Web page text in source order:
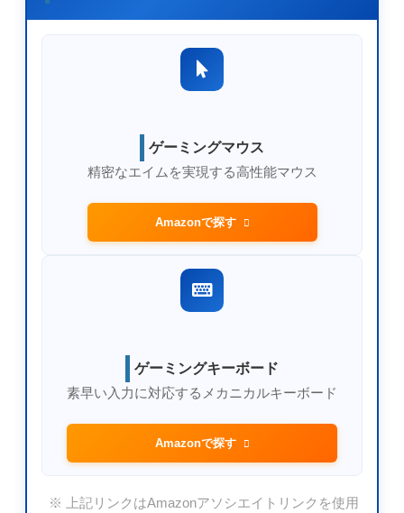
ゲーミングマウス
精密なエイムを実現する高性能マウス
Amazonで探す
ゲーミングキーボード
素早い入力に対応するメカニカルキーボード
Amazonで探す
※ 上記リンクはAmazonアソシエイトリンクを使用